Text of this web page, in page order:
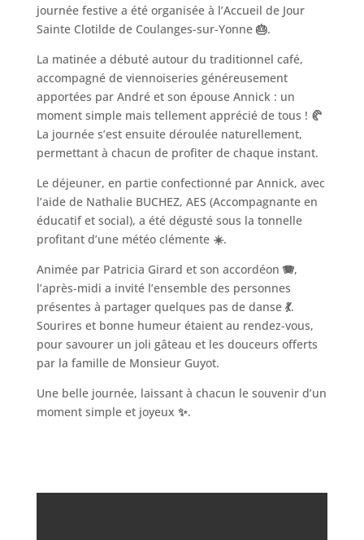
journée festive a été organisée à l’Accueil de Jour
Sainte Clotilde de Coulanges-sur-Yonne 🎂.
La matinée a débuté autour du traditionnel café,
accompagné de viennoiseries généreusement
apportées par André et son épouse Annick : un
moment simple mais tellement apprécié de tous ! 🥐
La journée s’est ensuite déroulée naturellement,
permettant à chacun de profiter de chaque instant.
Le déjeuner, en partie confectionné par Annick, avec
l’aide de Nathalie BUCHEZ, AES (Accompagnante en
éducatif et social), a été dégusté sous la tonnelle
profitant d’une météo clémente ☀️.
Animée par Patricia Girard et son accordéon🪗,
l’après‑midi a invité l’ensemble des personnes
présentes à partager quelques pas de danse 💃.
Sourires et bonne humeur étaient au rendez-vous,
pour savourer un joli gâteau et les douceurs offerts
par la famille de Monsieur Guyot.
Une belle journée, laissant à chacun le souvenir d’un
moment simple et joyeux ✨.